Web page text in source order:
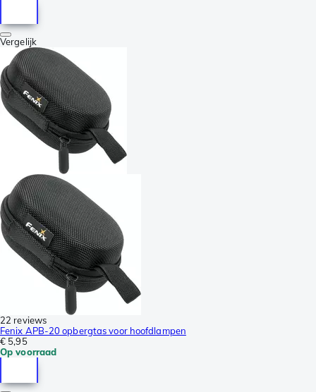
Vergelijk
22 reviews
Fenix APB-20 opbergtas voor hoofdlampen
€ 5,95
Op voorraad